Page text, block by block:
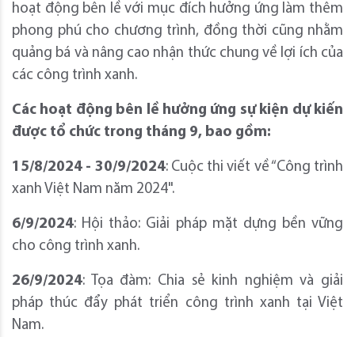
hoạt động bên lề với mục đích hưởng ứng làm thêm
phong phú cho chương trình, đồng thời cũng nhằm
quảng bá và nâng cao nhận thức chung về lợi ích của
các công trình xanh.
Các hoạt động bên lề hưởng ứng sự kiện dự kiến
được tổ chức trong tháng 9, bao gồm:
15/8/2024 - 30/9/2024: Cuộc thi viết về “Công trình
xanh Việt Nam năm 2024".
6/9/2024: Hội thảo: Giải pháp mặt dựng bền vững
cho công trình xanh.
26/9/2024: Tọa đàm: Chia sẻ kinh nghiệm và giải
pháp thúc đẩy phát triển công trình xanh tại Việt
Nam.